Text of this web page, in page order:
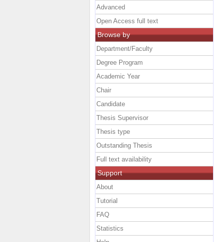
Advanced
Open Access full text
Browse by
Department/Faculty
Degree Program
Academic Year
Chair
Candidate
Thesis Supervisor
Thesis type
Outstanding Thesis
Full text availability
Support
About
Tutorial
FAQ
Statistics